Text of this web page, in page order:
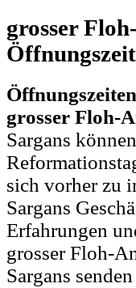
grosser
grosser Floh-
Sargans
sich vorher zu
Sargans
Erfahrungen
grosser Floh-
Sargans